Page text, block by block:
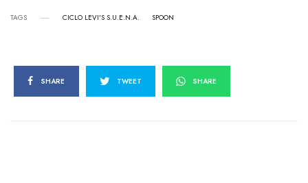
TAGS CICLO LEVI'S S.U.E.N.A. SPOON
SHARE TWEET SHARE